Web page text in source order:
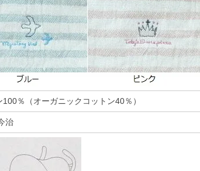
100％（オーガニックコットン40％）
治